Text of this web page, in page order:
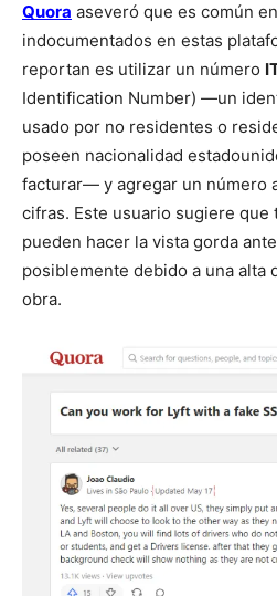
Quora aseveró que es común
indocumentados en estas
reportan es utilizar un número
Identification Number) —un
usado por no residentes o
poseen nacionalidad
facturar— y agregar un número
cifras. Este usuario sugiere que
pueden hacer la vista gorda
posiblemente debido a una alta
obra.